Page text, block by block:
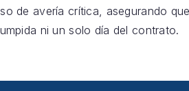
de avería crítica, asegurando
ni un solo día del contrato.